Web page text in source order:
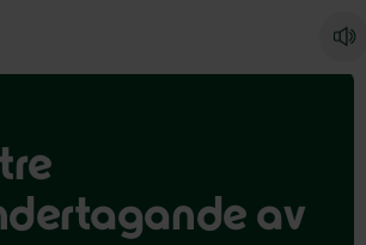
startsida
av